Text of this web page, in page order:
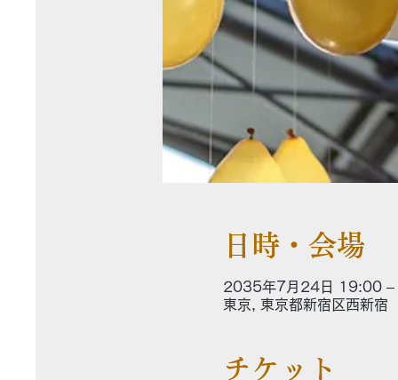
日時・会場
2035年7月24日 19:00
東京, 東京都新宿区西新宿
チケット